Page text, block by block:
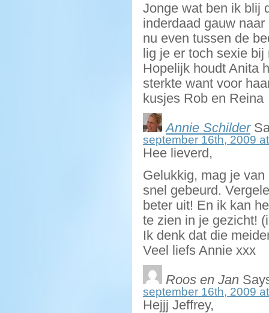
Jonge wat ben ik blij
inderdaad gauw
nu even tussen de
lig je er toch sexie bij
Hopelijk houdt Anita
sterkte want voor
kusjes Rob en Reina
Annie Schilder
september 16th, 2009
Hee lieverd,
Gelukkig, mag je
snel gebeurd.
beter uit! En ik kan
te zien in je gezicht!
Ik denk dat die
Veel liefs Annie xxx
Roos en Jan
september 16th, 2009
Hejjj Jeffrey,